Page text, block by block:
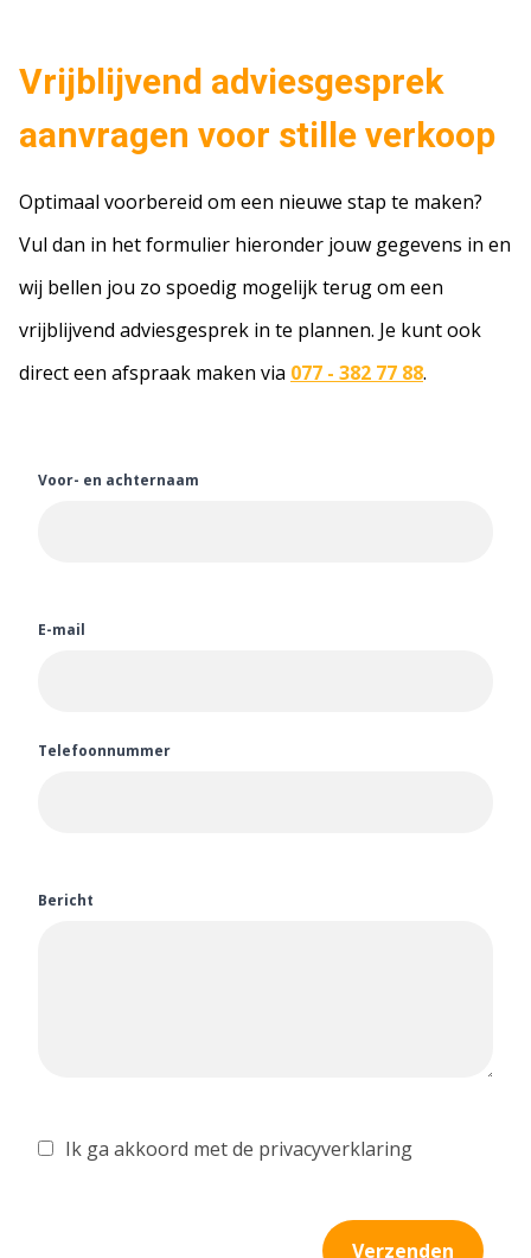
Vrijblijvend adviesgesprek
aanvragen voor stille verkoop
Optimaal voorbereid om een nieuwe stap te maken?
Vul dan in het formulier hieronder jouw gegevens in en
wij bellen jou zo spoedig mogelijk terug om een
vrijblijvend adviesgesprek in te plannen. Je kunt ook
direct een afspraak maken via 077 - 382 77 88.
Voor- en achternaam
E-mail
Telefoonnummer
Bericht
Ik ga akkoord met de privacyverklaring
Verzenden